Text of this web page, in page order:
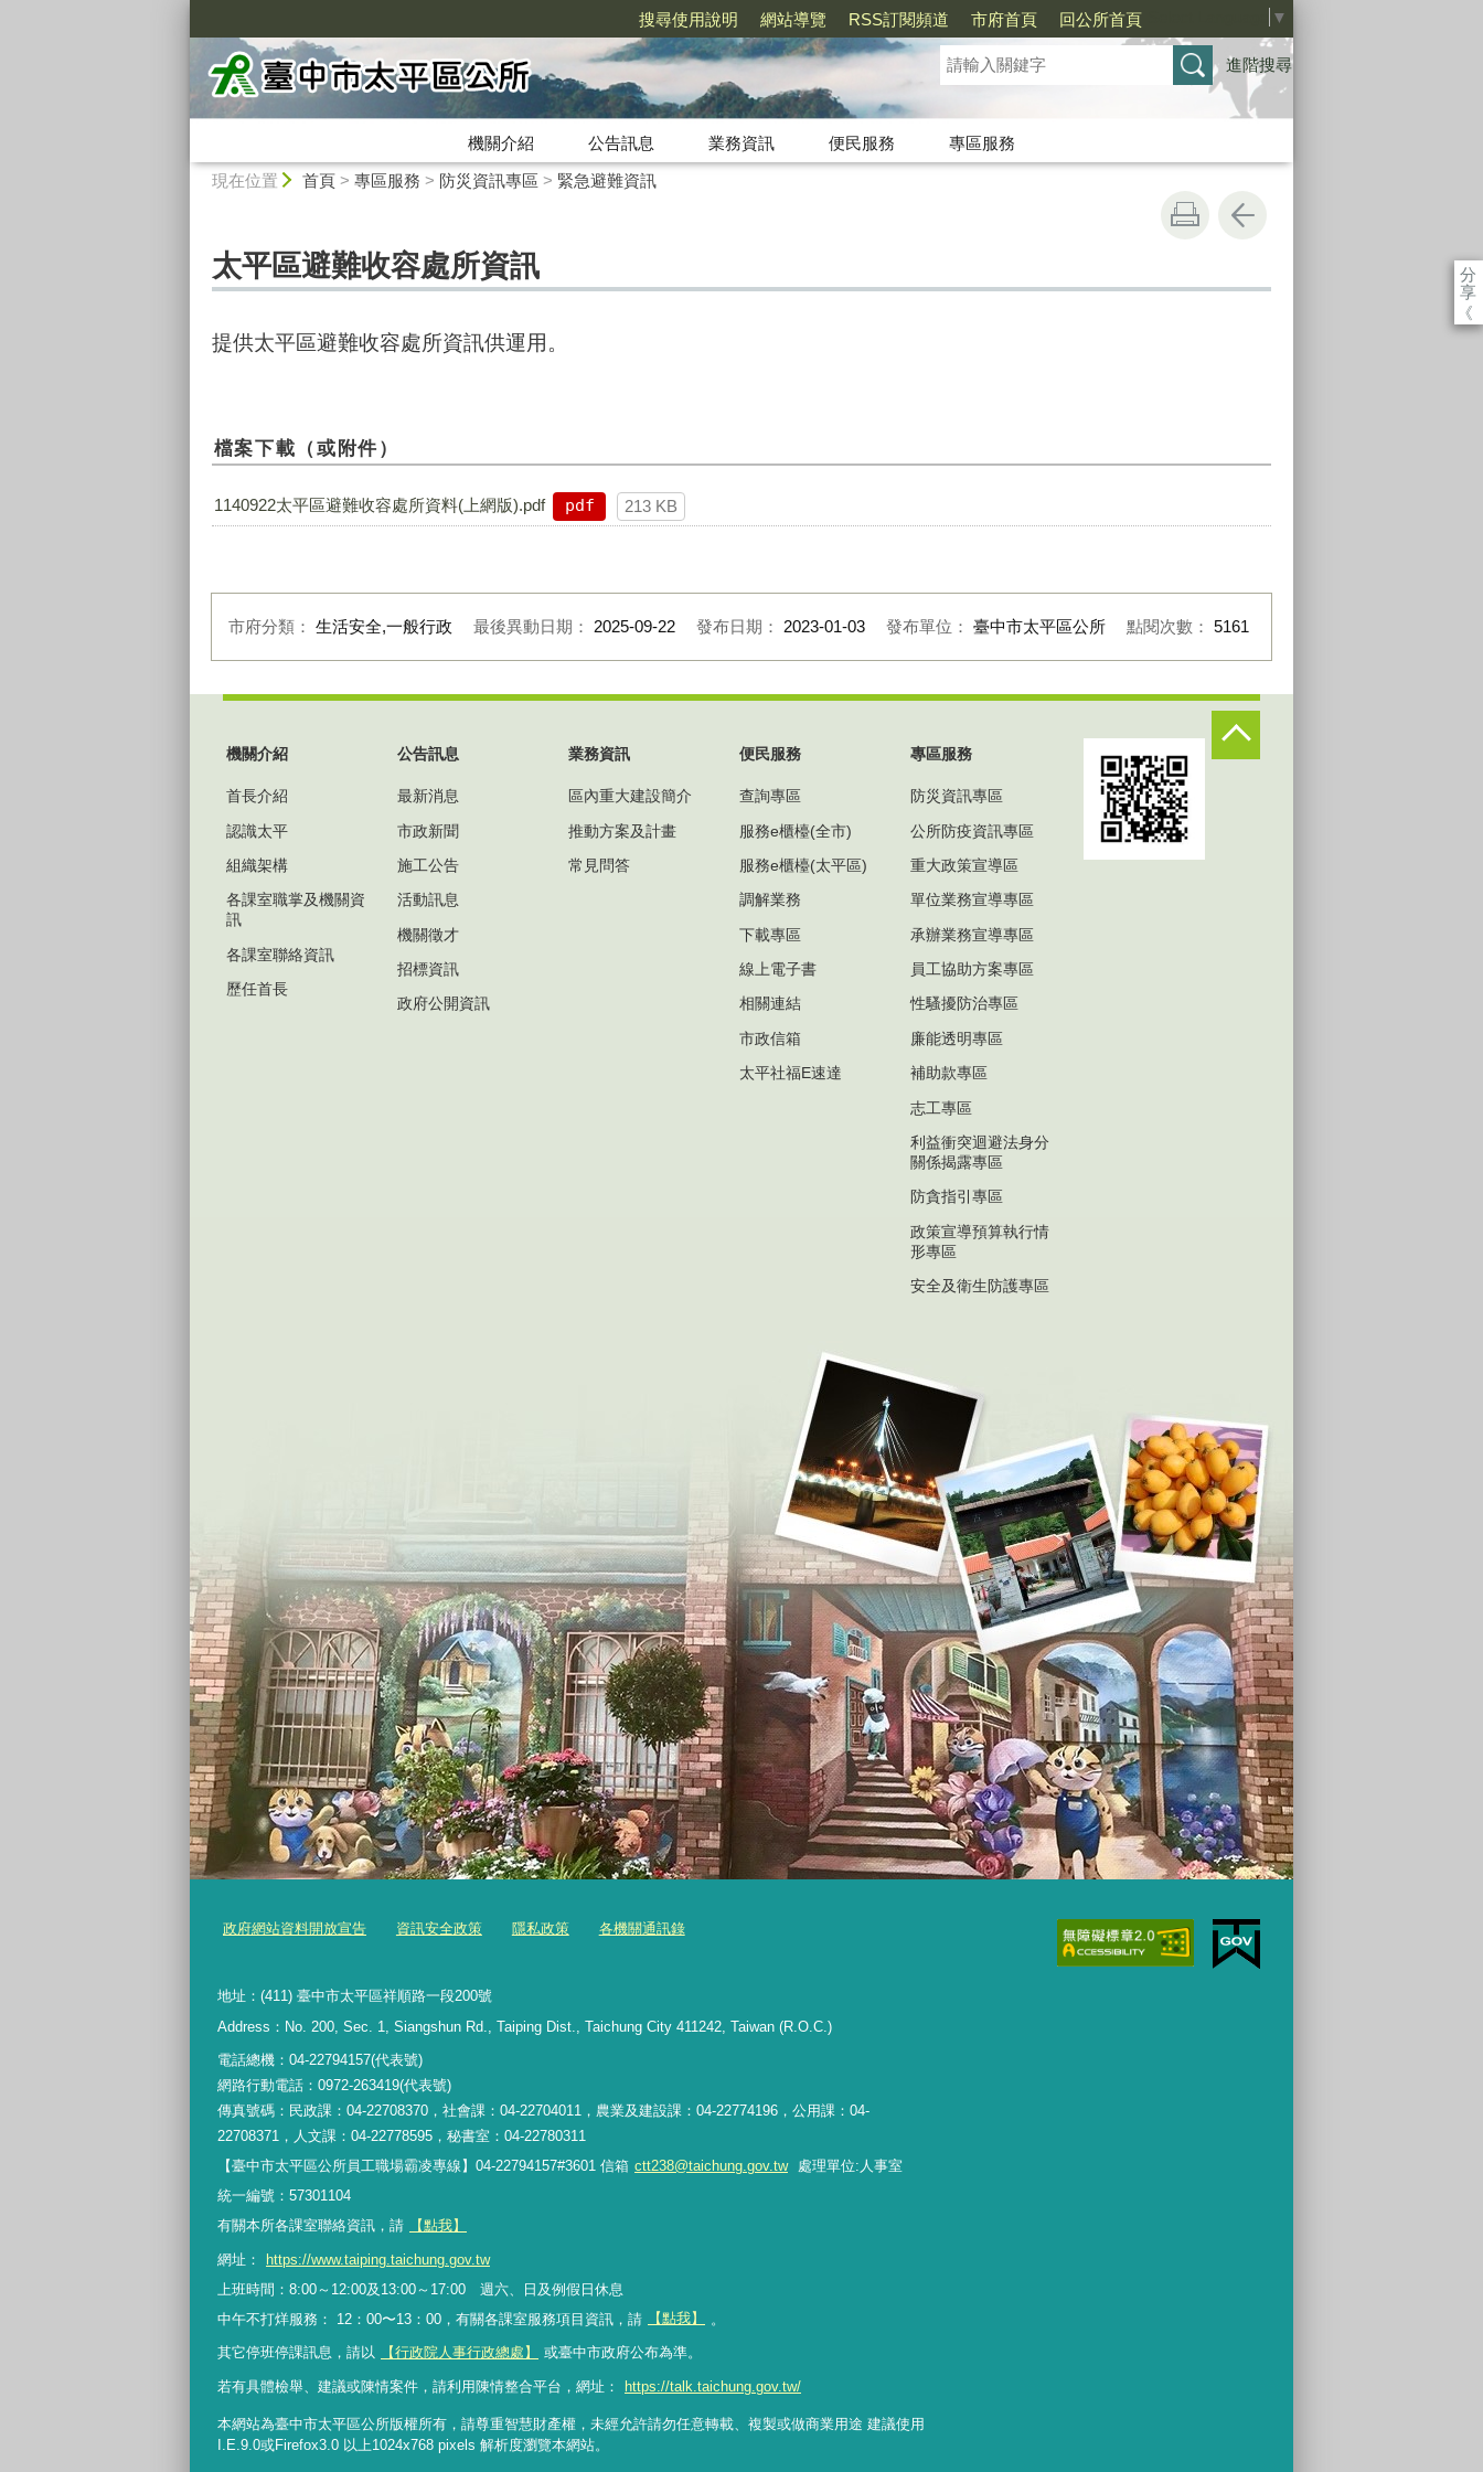
搜尋使用說明 網站導覽 RSS訂閱頻道 市府首頁 回公所首頁 ▼
進階搜尋
機關介紹 公告訊息 業務資訊 便民服務
專區服務
現在位置 首頁> 專區服務 > 防災資訊專區 > 緊急避難資訊
分
享
《
太平區避難收容處所資訊
提供太平區避難收容處所資訊供運用。
檔案下載（或附件）
1140922太平區避難收容處所資料(上網版).pdf pdf 213 KB
市府分類： 生活安全,一般行政 最後異動日期： 2025-09-22 發布日期： 2023-01-03 發布單位： 臺中市太平區公所 點閱次數： 5161
機關介紹
首長介紹
認識太平
組織架構
各課室職掌及機關資
訊
各課室聯絡資訊
歷任首長
公告訊息
最新消息
市政新聞
施工公告
活動訊息
機關徵才
招標資訊
政府公開資訊
業務資訊
區內重大建設簡介
推動方案及計畫
常見問答
便民服務
查詢專區
服務e櫃檯(全市)
服務e櫃檯(太平區)
調解業務
下載專區
線上電子書
相關連結
市政信箱
太平社福E速達
專區服務
防災資訊專區
公所防疫資訊專區
重大政策宣導區
單位業務宣導專區
承辦業務宣導專區
員工協助方案專區
性騷擾防治專區
廉能透明專區
補助款專區
志工專區
利益衝突迴避法身分
關係揭露專區
防貪指引專區
政策宣導預算執行情
形專區
安全及衛生防護專區
政府網站資料開放宣告 資訊安全政策 隱私政策 各機關通訊錄
地址：(411) 臺中市太平區祥順路一段200號
Address：No. 200, Sec. 1, Siangshun Rd., Taiping Dist., Taichung City 411242, Taiwan (R.O.C.)
電話總機：04-22794157(代表號)
網路行動電話：0972-263419(代表號)
傳真號碼：民政課：04-22708370，社會課：04-22704011，農業及建設課：04-22774196，公用課：04-
22708371，人文課：04-22778595，秘書室：04-22780311
【臺中市太平區公所員工職場霸凌專線】04-22794157#3601 信箱 ctt238@taichung.gov.tw
處理單位:人事室
統一編號：57301104
有關本所各課室聯絡資訊，請
【點我】
網址：
https://www.taiping.taichung.gov.tw
上班時間：8:00～12:00及13:00～17:00 週六、日及例假日休息
中午不打烊服務： 12：00〜13：00，有關各課室服務項目資訊，請
【點我】 。
其它停班停課訊息，請以 【行政院人事行政總處】 或臺中市政府公布為準。
若有具體檢舉、建議或陳情案件，請利用陳情整合平台，網址： https://talk.taichung.gov.tw/
本網站為臺中市太平區公所版權所有，請尊重智慧財產權，未經允許請勿任意轉載、複製或做商業用途 建議使用
I.E.9.0或Firefox3.0 以上1024x768 pixels 解析度瀏覽本網站。